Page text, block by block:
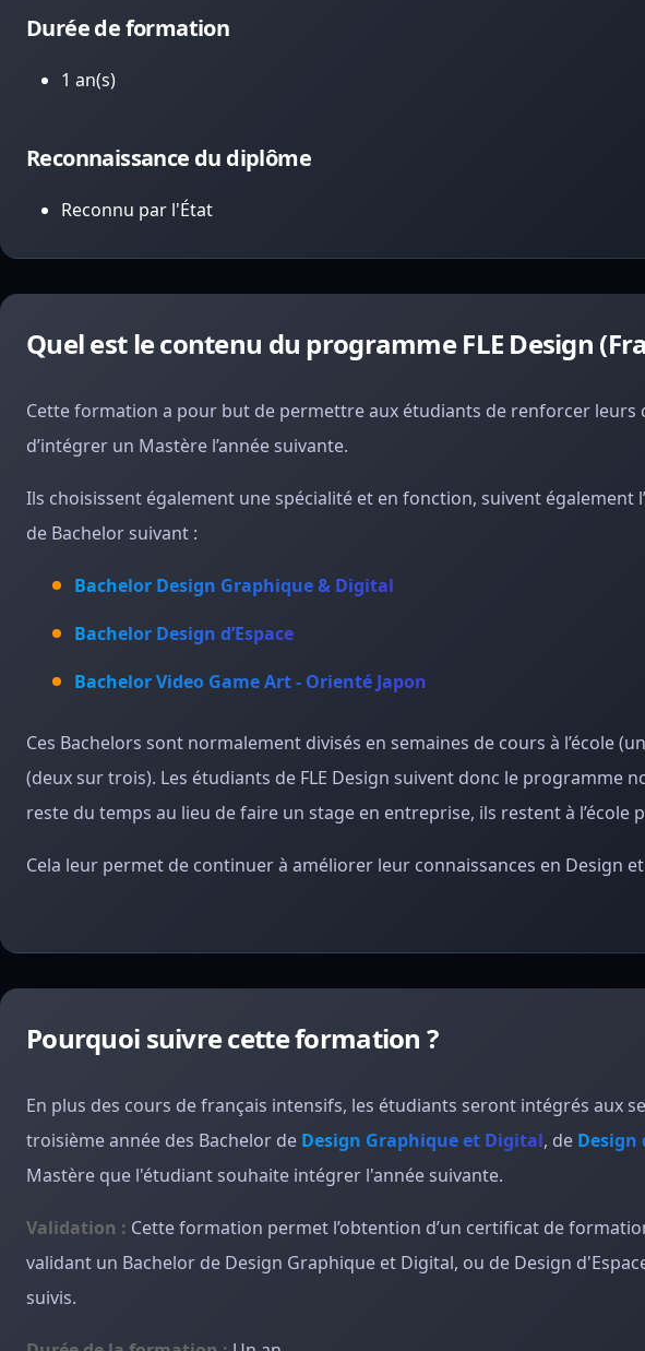
Durée de formation
1 an(s)
Reconnaissance du diplôme
Reconnu par l'État
Quel est le contenu du programme FLE Design
Cette formation a pour but de permettre aux étudiants de renforcer leurs
d’intégrer un Mastère l’année suivante.
Ils choisissent également une spécialité et en fonction, suivent
de Bachelor suivant :
Bachelor Design Graphique & Digital
Bachelor Design d’Espace
Bachelor Video Game Art - Orienté Japon
Ces Bachelors sont normalement divisés en semaines de cours à l’école
(deux sur trois). Les étudiants de FLE Design suivent donc le programme
reste du temps au lieu de faire un stage en entreprise, ils restent à
Cela leur permet de continuer à améliorer leur connaissances en Design
Pourquoi suivre cette formation ?
En plus des cours de français intensifs, les étudiants seront intégrés aux
troisième année des Bachelor de Design Graphique et Digital, de Design
Mastère que l'étudiant souhaite intégrer l'année suivante.
Validation : Cette formation permet l’obtention d’un certificat de
validant un Bachelor de Design Graphique et Digital, ou de Design
suivis.